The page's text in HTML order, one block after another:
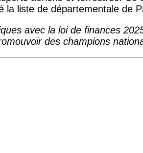
la liste de départementale de
avec la loi de finances
des champions